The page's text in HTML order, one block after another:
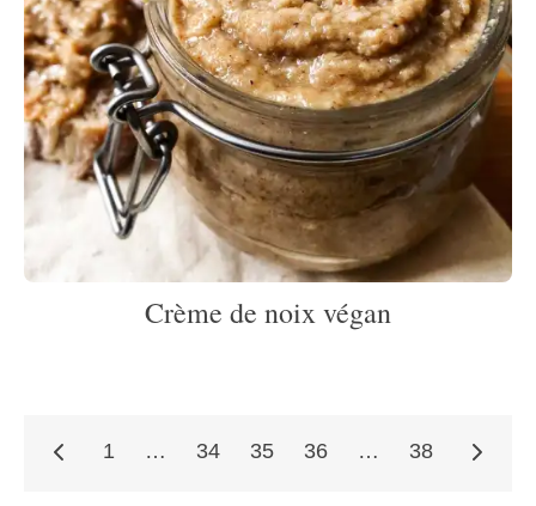
Crème de noix végan
Pagination
1 … 34 35 36 … 38